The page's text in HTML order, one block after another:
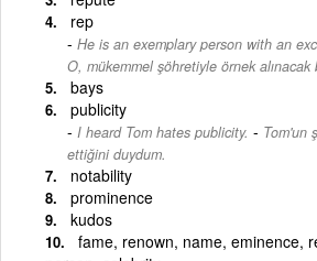
rep
He is an exemplary person with an
O, mükemmel şöhretiyle örnek alınacak
bays
publicity
I heard Tom hates publicity. - Tom'un
ettiğini duydum.
notability
prominence
kudos
fame, renown, name, eminence,